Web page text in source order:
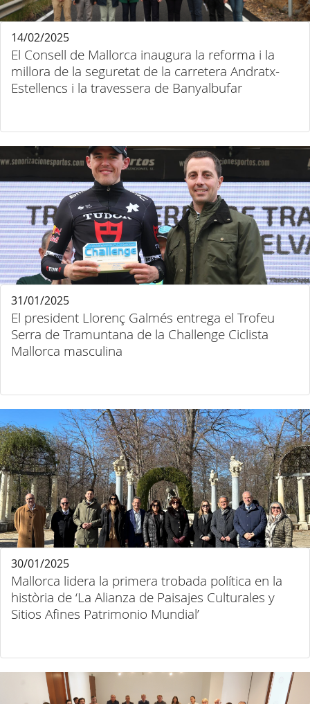
El Consell de Mallorca inaugura la reforma i la
millora de la seguretat de la carretera Andratx-
Estellencs i la travessera de Banyalbufar
14/02/2025
El president Llorenç Galmés entrega el Trofeu
Serra de Tramuntana de la Challenge Ciclista
Mallorca masculina
31/01/2025
Mallorca lidera la primera trobada política en la
història de ‘La Alianza de Paisajes Culturales y
Sitios Afines Patrimonio Mundial’
30/01/2025